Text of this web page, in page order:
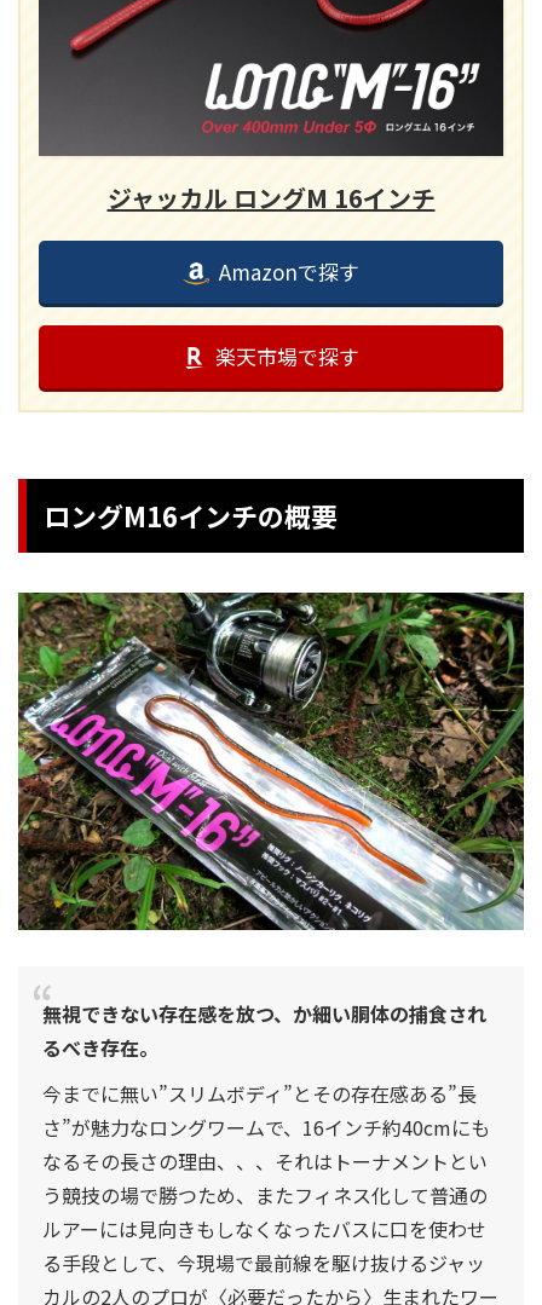
ジャッカル ロングM 16インチ
Amazonで探す
楽天市場で探す
ロングM16インチの概要
無視できない存在感を放つ、か細い胴体の捕食され
るべき存在。
今までに無い”スリムボディ”とその存在感ある”長
さ”が魅力なロングワームで、16インチ約40cmにも
なるその長さの理由、、、それはトーナメントとい
う競技の場で勝つため、またフィネス化して普通の
ルアーには見向きもしなくなったバスに口を使わせ
る手段として、今現場で最前線を駆け抜けるジャッ
カルの2人のプロが〈必要だったから〉生まれたワー